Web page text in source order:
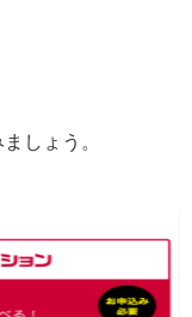
しょう。